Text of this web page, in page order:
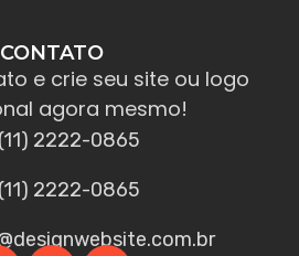
CONTATO
e crie seu site ou logo
agora mesmo!
(11) 2222-0865
(11) 2222-0865